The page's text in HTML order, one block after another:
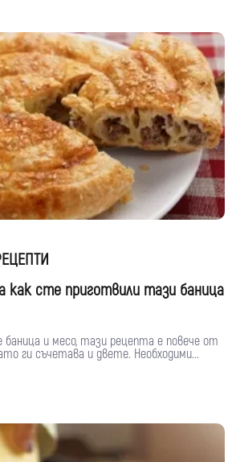
как сте приготвили тази баница
и месо, тази рецепта е повече от
ги съчетава и двете. Необходими...